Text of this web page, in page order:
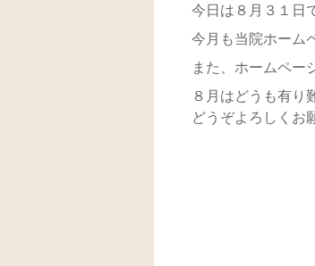
今日は８月３１日
今月も当院ホーム
また、ホームペー
８月はどうも有り
どうぞよろしくお